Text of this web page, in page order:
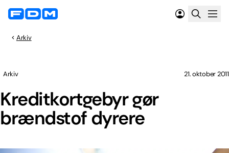
Arkiv
Kreditkortgebyr gør
brændstof dyrere
Arkiv 21. oktober 2011